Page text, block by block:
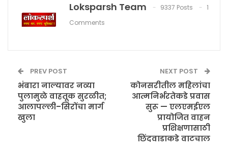
Loksparsh Team 9337 Posts
1
Comments
PREV POST
भंबारा नाल्यावर नव्या
पुलामुळे वाहतूक सुरळीत;
आलापल्ली–सिरोंचा मार्ग
खुला
NEXT POST
कोनसरीतील महिलांचा
आत्मनिर्भरतेकडे प्रवास
सुरू — एलएमईएल
प्रायोजित वाहन
प्रशिक्षणासाठी
छिंदवाडाकडे वाटचाल